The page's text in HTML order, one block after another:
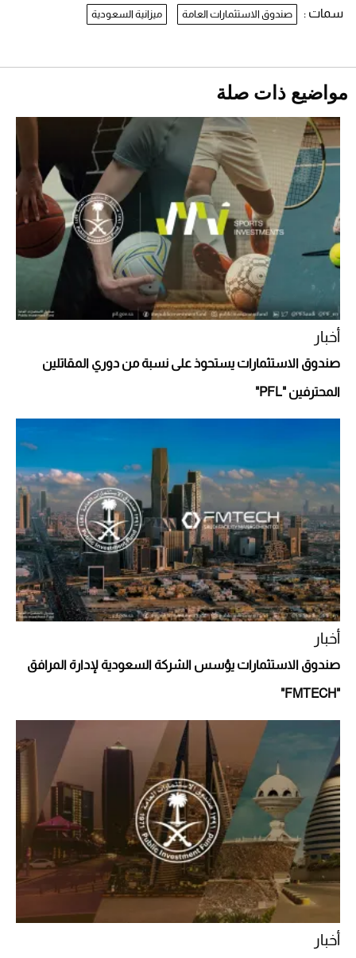
أغلى 10 عطور في العالم للرجال تمنحك فخامة
استثنائية
Aston Martin Valiant: على هوى الأبطال
أفضل تدريج للشعر الطويل لإطلالة جريئة وعصرية
Comeback" في جدة (فيديو)
2026-07-25
"بوجاتي ميسترال" الاستثنائية للبيع في مزاد
مونتيري
2026-07-23
سمات : صندوق الاستثمارات العامة ميزانية السعودية
مواضيع ذات صلة
أخبار
صندوق الاستثمارات يستحوذ على نسبة من دوري المقاتلين
المحترفين "PFL"
أخبار
صندوق الاستثمارات يؤسس الشركة السعودية لإدارة المرافق
"FMTECH"
أخبار